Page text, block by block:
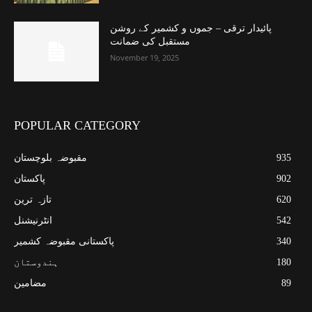
پائیدار ترقی – جموں و کشمیر کے روشن
مستقبل کی ضمانت
November 19, 2025
POPULAR CATEGORY
مقبوضہ بلوچستان
935
پاکستان
902
تازہ ترین
620
انٹرنیشنل
542
پاکستانی مقبوضہ کشمیر
340
ہندوستان
180
مضامین
89